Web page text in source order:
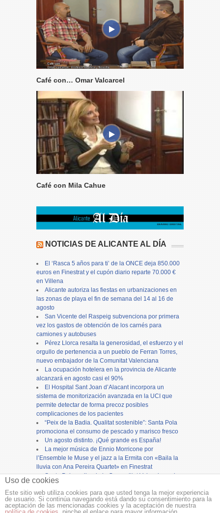
Café con… Omar Valcarcel
Café con Mila Cahue
NOTICIAS DE ALICANTE AL DÍA
El ‘Rasca 5 años para ti’ de la ONCE deja 850.000
euros en Finestrat y el cupón diario reparte 70.000 €
en Villena
Alicante autoriza las fiestas en urbanizaciones en
las zonas de playa el fin de semana del 14 al 16 de
agosto
San Vicente del Raspeig subvenciona por primera
vez los gastos de obtención de los carnés para
camiones y autobuses
Pérez Llorca resalta la generosidad, el esfuerzo y el
orgullo de pertenencia a un pueblo de Ferran Torres,
nuevo embajador de la Comunitat Valenciana
La ocupación hotelera en la provincia de Alicante
alcanzará en agosto casi el 90%
El Hospital Sant Joan d’Alacant incorpora un
sistema de monitorización avanzada en la UCI que
permite detectar de forma precoz posibles
complicaciones de los pacientes
“Peix de la Badia. Qualitat sostenible”: Santa Pola
promociona el consumo de pescado y marisco fresco
Un agosto distinto. ¡Qué grande es España!
La mejor música de Ennio Morricone por
l’Ensemble le Muse y el jazz a la Ermita con «Baila la
lluvia con Ana Pereira Quartet» en Finestrat
Santa Pola recibe de la Generalitat Valenciana cien
mil euros para restaurar la torre del reloj
Copyright ©12tvy12endigital.es
Uso de cookies
Este sitio web utiliza cookies para que usted tenga la mejor experiencia
de usuario. Si continúa navegando está dando su consentimiento para la
aceptación de las mencionadas cookies y la aceptación de nuestra